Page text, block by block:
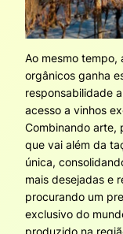
Ao mesmo tempo,
orgânicos ganha
responsabilidade
acesso a vinhos
Combinando arte,
que vai além da
única,
mais desejadas e
procurando um
exclusivo do
produzido na